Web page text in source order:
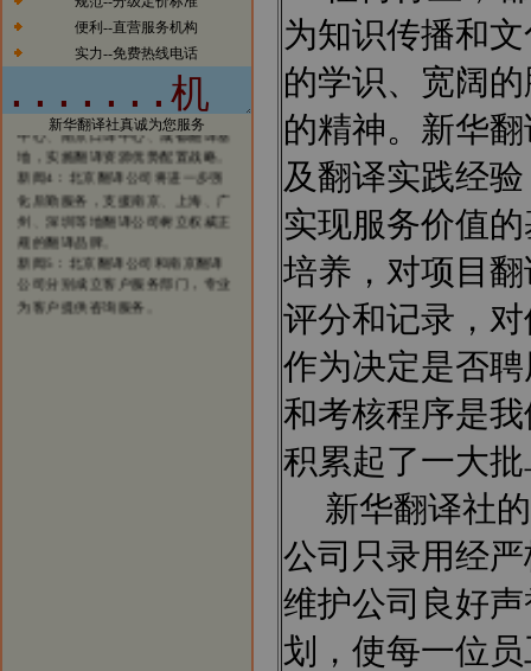
便利--直营服务机构
实力--免费热线电话
新华翻译社真诚为您服务
高效的翻译服务，与他们保持着稳
定的业务联系，业绩突出。
新闻3：新华翻译社分设北京笔译
中心、南京口译中心、成都翻译基
地，实施翻译资源优势配置战略。
新闻4：北京翻译公司将进一步强
化后勤服务，支援南京、上海、广
州、深圳等地翻译公司树立权威正
规的翻译品牌。
新闻5：北京翻译公司和南京翻译
公司分别成立客户服务部门，专业
为客户提供咨询服务。
为知识传播和
的学识、宽阔
的精神。新华
及翻译实践经
实现服务价值
培养，对项目
评分和记录，
作为决定是否
和考核程序是
积累起了一大
新华翻译社的
公司只录用经
维护公司良好
划，使每一位